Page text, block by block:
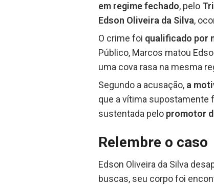
em regime fechado, pelo
Edson Oliveira da Silva,
O crime foi qualificado por
Público, Marcos matou
uma cova rasa na mesma
Segundo a acusação, a
que a vítima supostamente
sustentada pelo promotor
Relembre o caso
Edson Oliveira da Silva
buscas, seu corpo foi